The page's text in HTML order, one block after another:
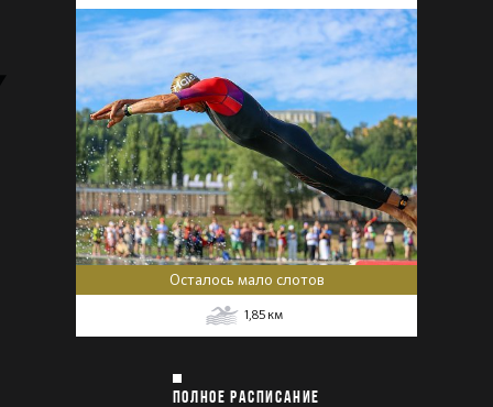
Осталось мало слотов
1,85 км
ПОЛНОЕ РАСПИСАНИЕ